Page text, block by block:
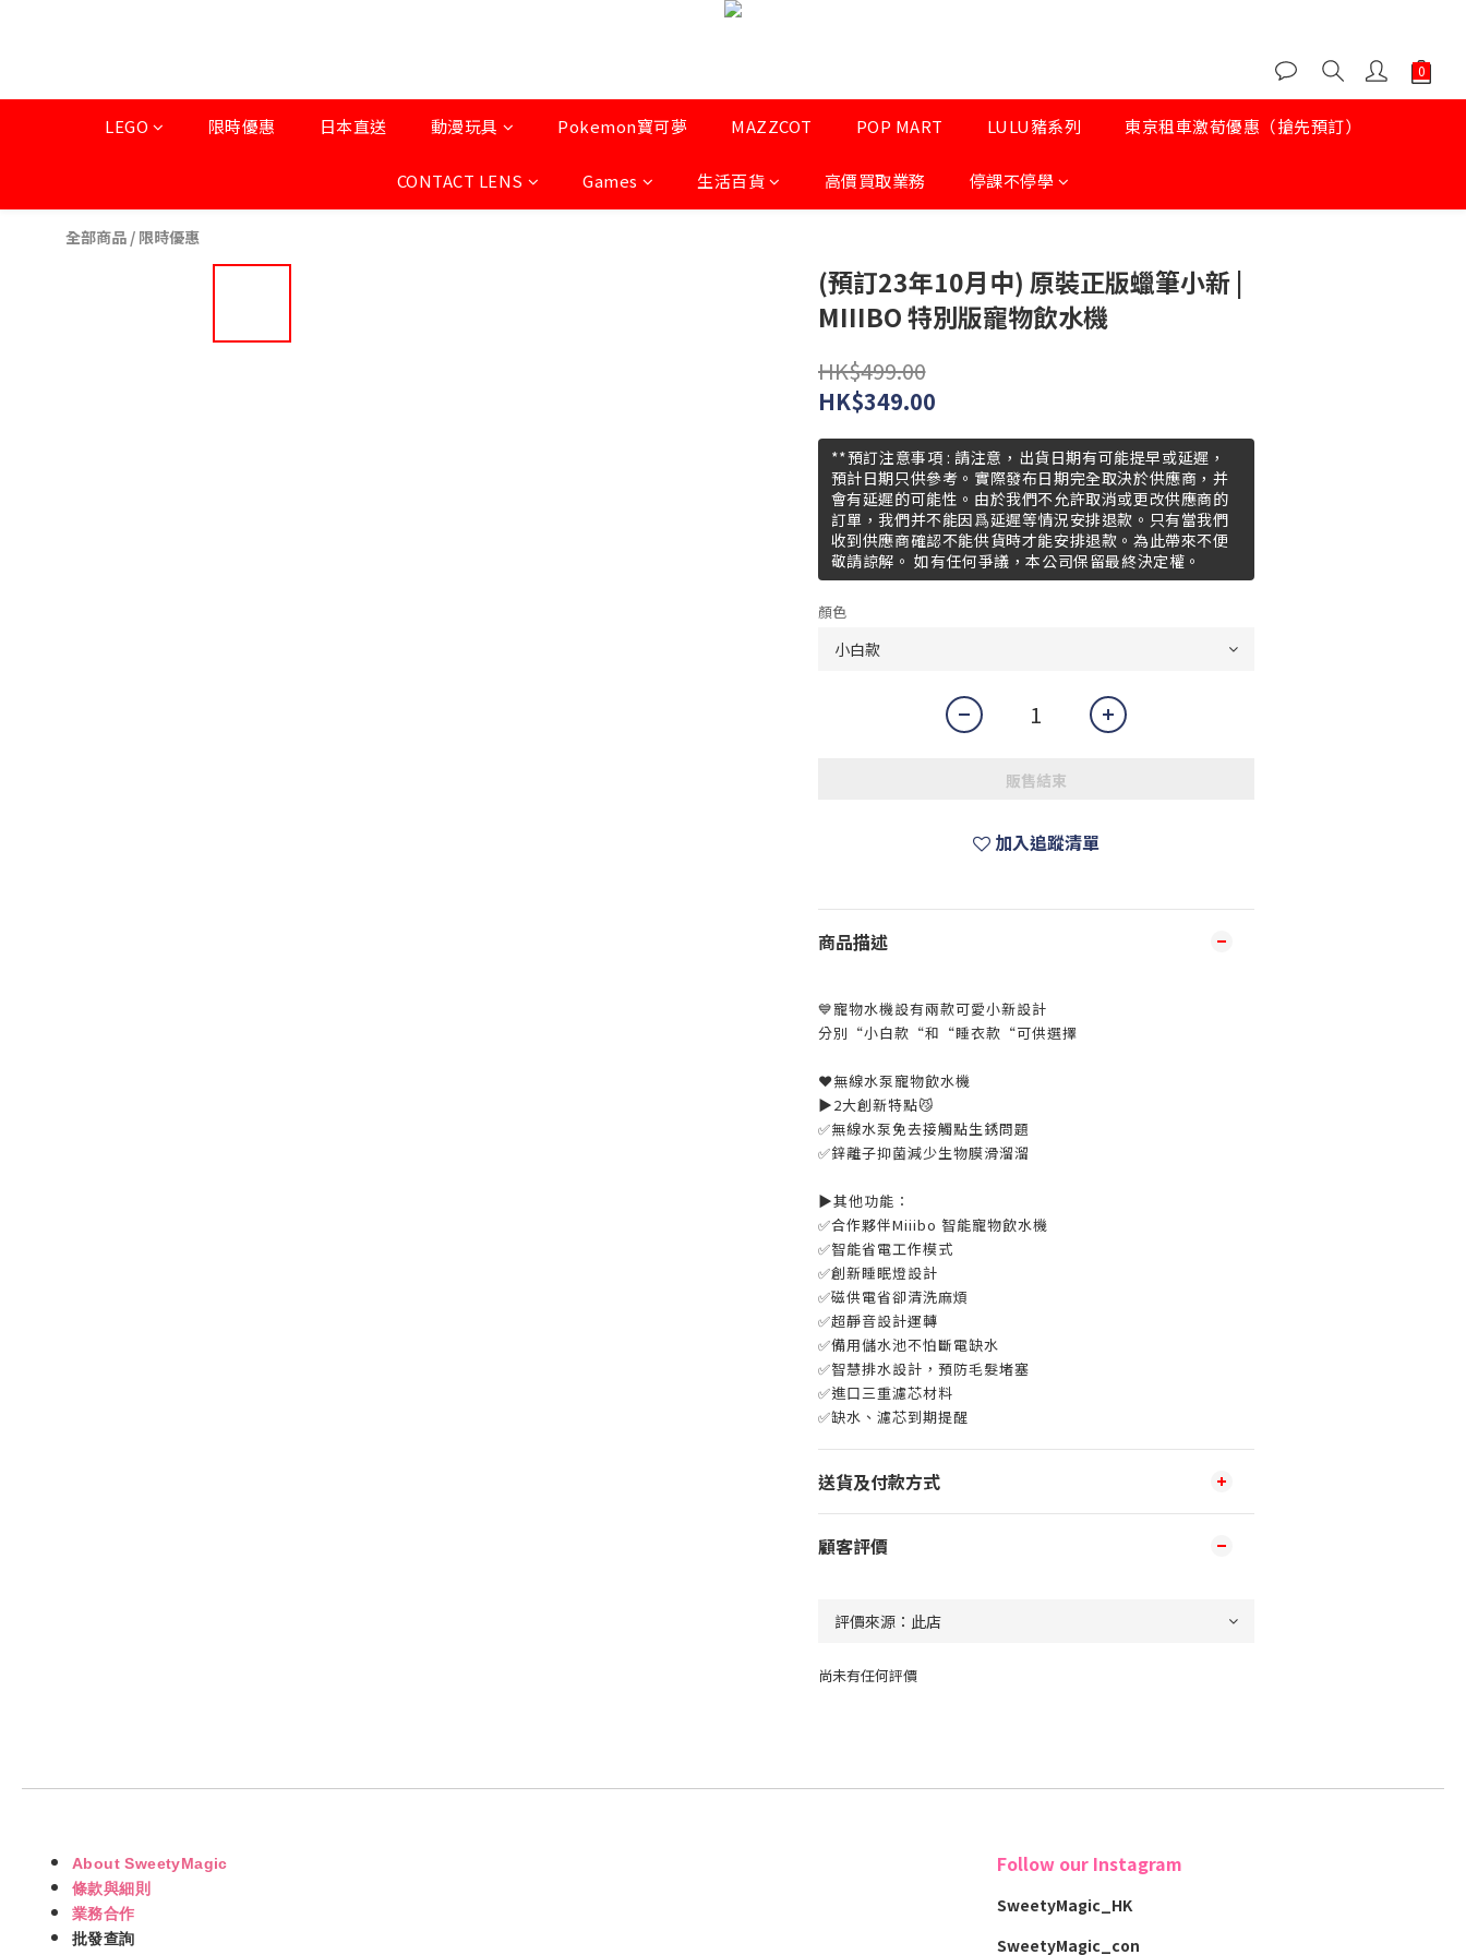
LEGO 限時優惠 日本直送 動漫玩具 Pokemon寶可夢 MAZZCOT POP MART LULU豬系列 東京租車激荀優惠（搶先預訂）
CONTACT LENS Games 生活百貨 高價買取業務 停課不停學
全部商品 / 限時優惠
(預訂23年10月中) 原裝正版蠟筆小新 |
MIIIBO 特別版寵物飲水機
HK$499.00
HK$349.00
**預訂注意事項 : 請注意，出貨日期有可能提早或延遲，
預計日期只供參考。實際發布日期完全取決於供應商，并
會有延遲的可能性。由於我們不允許取消或更改供應商的
訂單，我們并不能因爲延遲等情況安排退款。只有當我們
收到供應商確認不能供貨時才能安排退款。為此帶來不便
敬請諒解。 如有任何爭議，本公司保留最終決定權。
顏色
販售結束
加入追蹤清單
商品描述
💙寵物水機設有兩款可愛小新設計
分別“小白款“和“睡衣款“可供選擇
❤️無線水泵寵物飲水機
▶️2大創新特點😼
✅無線水泵免去接觸點生銹問題
✅鋅離子抑菌減少生物膜滑溜溜
▶️其他功能：
✅合作夥伴Miiibo 智能寵物飲水機
✅智能省電工作模式
✅創新睡眠燈設計
✅磁供電省卻清洗麻煩
✅超靜音設計運轉
✅備用儲水池不怕斷電缺水
✅智慧排水設計，預防毛髮堵塞
✅進口三重濾芯材料
✅缺水、濾芯到期提醒
送貨及付款方式
顧客評價
尚未有任何評價
About SweetyMagic
條款與細則
業務合作
批發查詢
Follow our Instagram
SweetyMagic_HK
SweetyMagic_con